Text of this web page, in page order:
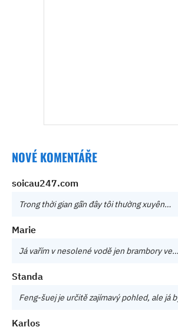
NOVÉ KOMENTÁŘE
soicau247.com
Trong thời gian gần đây tôi thường xuyên…
Marie
Já vařím v nesolené vodě jen brambory ve…
Standa
Feng-šuej je určitě zajímavý pohled, ale já
Karlos